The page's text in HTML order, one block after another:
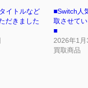
イトルなど
だきました
■Switch人
取させて
■
2026年1月
買取商品